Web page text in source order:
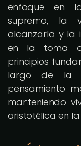
enfoque en
supremo, la
alcanzarla y la
en la toma
principios
largo de la
pensamiento
manteniendo
aristotélica en